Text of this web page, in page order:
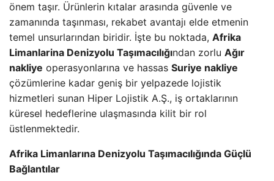
önem taşır. Ürünlerin kıtalar arasında güvenle ve
zamanında taşınması, rekabet avantajı elde etmenin
temel unsurlarından biridir. İşte bu noktada, Afrika
Limanlarina Denizyolu Taşımacılığından zorlu Ağır
nakliye operasyonlarına ve hassas Suriye nakliye
çözümlerine kadar geniş bir yelpazede lojistik
hizmetleri sunan Hiper Lojistik A.Ş., iş ortaklarının
küresel hedeflerine ulaşmasında kilit bir rol
üstlenmektedir.
Afrika Limanlarına Denizyolu Taşımacılığında Güçlü
Bağlantılar